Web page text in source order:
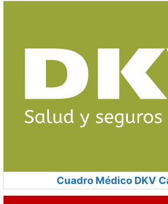
Cuadro Médico DKV